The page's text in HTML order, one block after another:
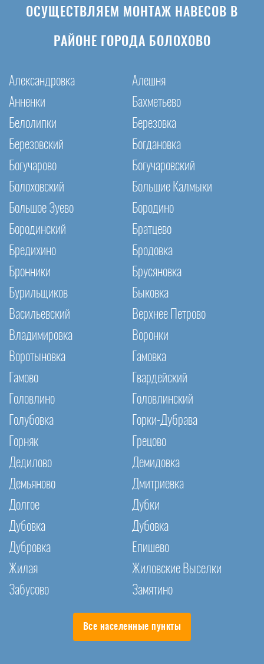
ОСУЩЕСТВЛЯЕМ МОНТАЖ НАВЕСОВ В
РАЙОНЕ ГОРОДА БОЛОХОВО
Александровка
Алешня
Анненки
Бахметьево
Белолипки
Березовка
Березовский
Богдановка
Богучарово
Богучаровский
Болоховский
Большие Калмыки
Большое Зуево
Бородино
Бородинский
Братцево
Бредихино
Бродовка
Бронники
Брусяновка
Бурильщиков
Быковка
Васильевский
Верхнее Петрово
Владимировка
Воронки
Воротыновка
Гамовка
Гамово
Гвардейский
Головлино
Головлинский
Голубовка
Горки-Дубрава
Горняк
Грецово
Дедилово
Демидовка
Демьяново
Дмитриевка
Долгое
Дубки
Дубовка
Дубовка
Дубровка
Епишево
Жилая
Жиловские Выселки
Забусово
Замятино
Все населенные пункты